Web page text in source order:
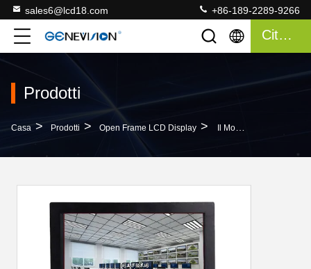
sales6@lcd18.com +86-189-2289-9266
Citazione
Prodotti
Casa > Prodotti > Open Frame LCD Display > Il Monitor LCD BNC, TFT Avoirdupois Del CCTV Dell'automobile Ha Introdotto L'alta Luminosità Del Monitor LCD A 12,1 Pollici